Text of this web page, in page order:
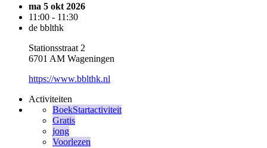
ma 5 okt 2026
11:00 - 11:30
de bblthk
Stationsstraat 2
6701 AM Wageningen
https://www.bblthk.nl
Activiteiten
BoekStartactiviteit
Gratis
jong
Voorlezen